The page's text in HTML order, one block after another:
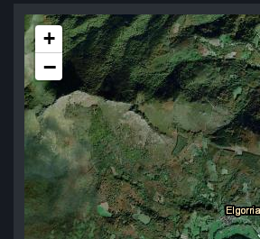
+
−